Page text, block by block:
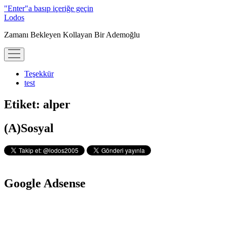
"Enter"a basıp içeriğe geçin
Lodos
Zamanı Bekleyen Kollayan Bir Ademoğlu
menüyü
aç
Teşekkür
test
Etiket: alper
Yan
(A)Sosyal
Google Adsense